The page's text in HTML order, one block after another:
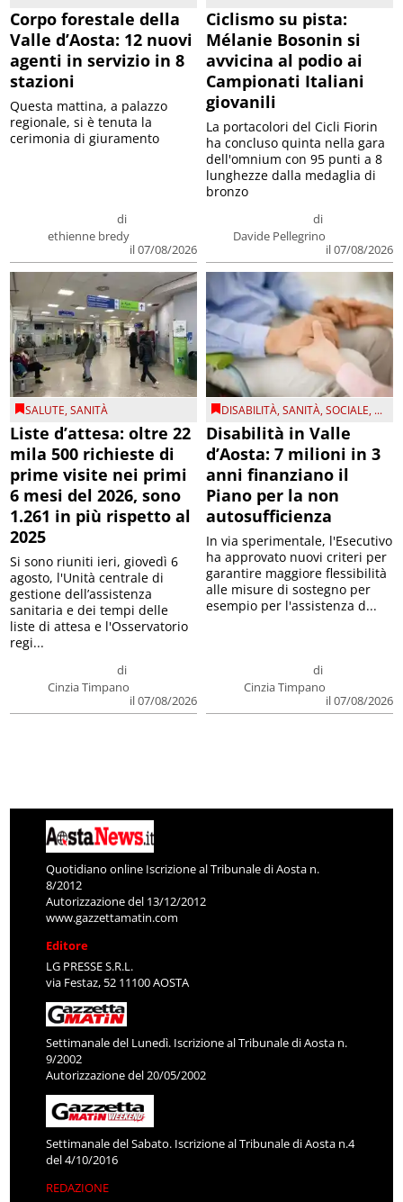
Corpo forestale della
Valle d’Aosta: 12 nuovi
agenti in servizio in 8
stazioni
di
ethienne bredy
il 07/08/2026
Questa mattina, a palazzo
regionale, si è tenuta la
cerimonia di giuramento
Ciclismo su pista:
Mélanie Bosonin si
avvicina al podio ai
Campionati Italiani
giovanili
di
Davide Pellegrino
il 07/08/2026
La portacolori del Cicli Fiorin
ha concluso quinta nella gara
dell'omnium con 95 punti a 8
lunghezze dalla medaglia di
bronzo
SALUTE,SANITÀ
Liste d’attesa: oltre 22
mila 500 richieste di
prime visite nei primi
6 mesi del 2026, sono
1.261 in più rispetto al
2025
di
Cinzia Timpano
il 07/08/2026
Si sono riuniti ieri, giovedì 6
agosto, l'Unità centrale di
gestione dell’assistenza
sanitaria e dei tempi delle
liste di attesa e l'Osservatorio
regi...
DISABILITÀ,SANITÀ,SOCIALE, ...
Disabilità in Valle
d’Aosta: 7 milioni in 3
anni finanziano il
Piano per la non
autosufficienza
di
Cinzia Timpano
il 07/08/2026
In via sperimentale, l'Esecutivo
ha approvato nuovi criteri per
garantire maggiore flessibilità
alle misure di sostegno per
esempio per l'assistenza d...
Quotidiano online Iscrizione al Tribunale di Aosta n.
8/2012
Autorizzazione del 13/12/2012
www.gazzettamatin.com
Editore
LG PRESSE S.R.L.
via Festaz, 52 11100 AOSTA
Settimanale del Lunedì. Iscrizione al Tribunale di Aosta n.
9/2002
Autorizzazione del 20/05/2002
Settimanale del Sabato. Iscrizione al Tribunale di Aosta n.4
del 4/10/2016
REDAZIONE